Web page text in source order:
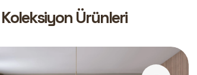
Koleksiyon Ürünleri